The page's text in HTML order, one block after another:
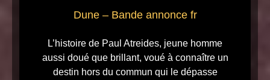
Dune – Bande annonce fr
L’histoire de Paul Atreides, jeune homme
aussi doué que brillant, voué à connaître un
destin hors du commun qui le dépasse